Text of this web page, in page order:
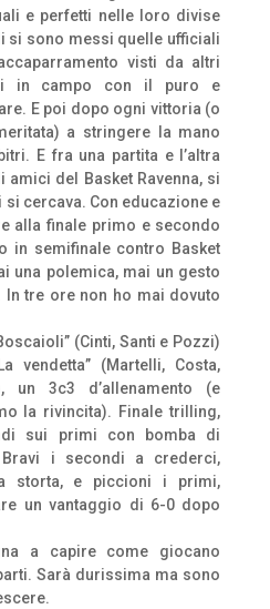
e perfetti nelle loro divise
si sono messi quelle ufficiali
visti da altri
in campo con il puro e
E poi dopo ogni vittoria (o
a stringere la mano
E fra una partita e l’altra
del Basket Ravenna, si
cercava. Con educazione e
alla finale primo e secondo
in semifinale contro Basket
una polemica, mai un gesto
In tre ore non ho mai dovuto
(Cinti, Santi e Pozzi)
(Martelli, Costa,
un 3c3 d’allenamento (e
la rivincita). Finale trilling,
sui primi con bomba di
i secondi a crederci,
storta, e piccioni i primi,
un vantaggio di 6-0 dopo
a capire come giocano
Sarà durissima ma sono